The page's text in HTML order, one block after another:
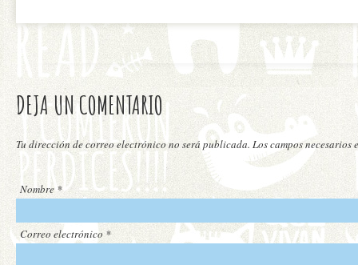
DEJA UN COMENTARIO
Tu dirección de correo electrónico no será publicada. Los campos necesarios
Nombre *
Correo electrónico *